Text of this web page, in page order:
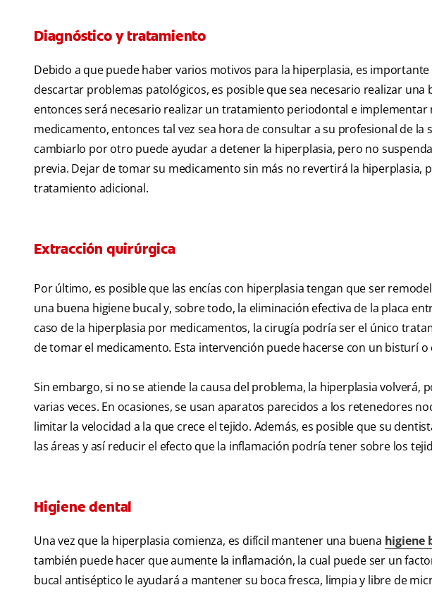
Diagnóstico y tratamiento
Debido a que puede haber varios motivos para la hiperplasia, es
descartar problemas patológicos, es posible que sea necesario realizar una
entonces será necesario realizar un tratamiento periodontal e implementar
medicamento, entonces tal vez sea hora de consultar a su profesional de
cambiarlo por otro puede ayudar a detener la hiperplasia, pero no
previa. Dejar de tomar su medicamento sin más no revertirá la hiperplasia,
tratamiento adicional.
Extracción quirúrgica
Por último, es posible que las encías con hiperplasia tengan que ser
una buena higiene bucal y, sobre todo, la eliminación efectiva de la placa
caso de la hiperplasia por medicamentos, la cirugía podría ser el único
de tomar el medicamento. Esta intervención puede hacerse con un bisturí o
Sin embargo, si no se atiende la causa del problema, la hiperplasia
varias veces. En ocasiones, se usan aparatos parecidos a los retenedores
limitar la velocidad a la que crece el tejido. Además, es posible que su
las áreas y así reducir el efecto que la inflamación podría tener sobre los
Higiene dental
Una vez que la hiperplasia comienza, es difícil mantener una buena higiene
también puede hacer que aumente la inflamación, la cual puede ser un
bucal antiséptico le ayudará a mantener su boca fresca, limpia y libre de